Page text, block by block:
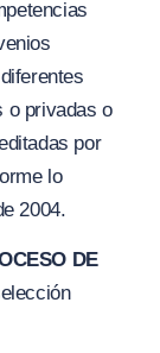
o privadas o
por
lo
2004.
DE